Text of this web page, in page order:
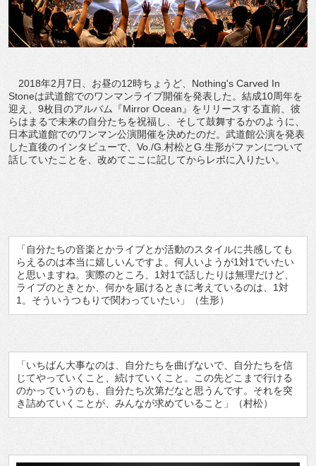
2018年2月7日、お昼の12時ちょうど、Nothing's Carved In
Stoneは武道館でのワンマンライブ開催を発表した。結成10周年を
迎え、9枚目のアルバム『Mirror Ocean』をリリースする直前、彼
らはまるで未来の自分たちを祝福し、そして鼓舞するかのように、
日本武道館でのワンマン公演開催を決めたのだ。武道館公演を発表
した直後のインタビューで、Vo./G.村松とG.生形がファンについて
話していたことを、改めてここに記してからレポに入りたい。
「自分たちの音楽とかライブとか活動のスタイルに共感しても
らえるのは本当に嬉しいんですよ。何人いようが1対1でいたい
と思いますね。実際のところ、1対1で話したりは無理だけど、
ライブのときとか、何かを届けるときに考えているのは、1対
1。そういうつもりで関わっていたい」（生形）
「いちばん大事なのは、自分たちを曲げないで、自分たちを信
じてやっていくこと、続けていくこと。この先どこまで行ける
のかっていうのも、自分たち次第だなと思うんです。それを突
き詰めていくことが、みんなが求めていること」（村松）